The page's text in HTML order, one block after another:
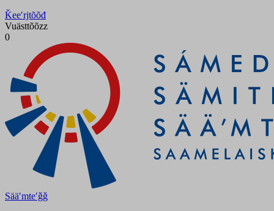
Ǩeeʹrjtõõđ
Vuästtõõzz
0
Sääʹmteʹǧǧ